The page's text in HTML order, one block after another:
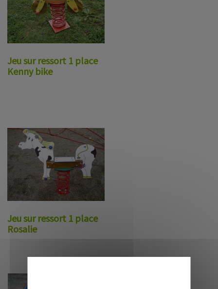
Jeu sur ressort 1 place
Kenny bike
Jeu sur ressort 1 place
Rosalie